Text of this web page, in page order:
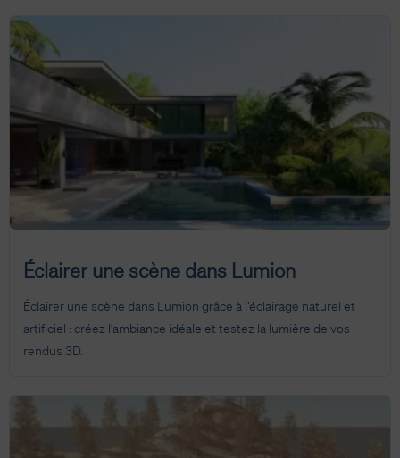
Éclairer une scène dans Lumion
Éclairer une scène dans Lumion grâce à l’éclairage naturel et
artificiel : créez l’ambiance idéale et testez la lumière de vos
rendus 3D.